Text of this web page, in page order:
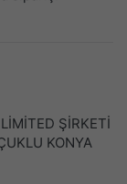
ŞİRKETİ
KONYA